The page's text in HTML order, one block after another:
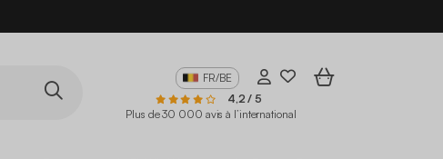
FR/BE
4,2 / 5
Plus de 30 000 avis à l’international